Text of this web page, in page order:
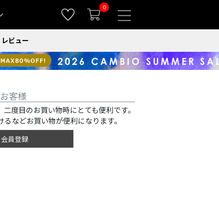
0
レビュー
客様
度目のお買い物時にとても便利です。
などお買い物が便利になります。
会員登録